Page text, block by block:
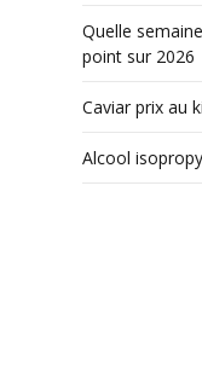
Quelle
point sur 2026
Caviar prix au
Alcool